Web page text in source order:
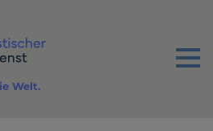
Menu
Welt.